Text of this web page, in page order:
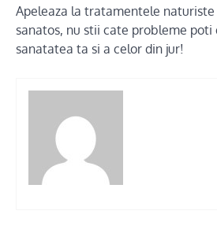
Apeleaza la tratamentele
sanatos, nu stii cate probleme poti
sanatatea ta si a celor din jur!